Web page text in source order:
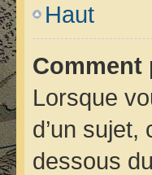
Haut
Comment
Lorsque
d’un sujet,
dessous